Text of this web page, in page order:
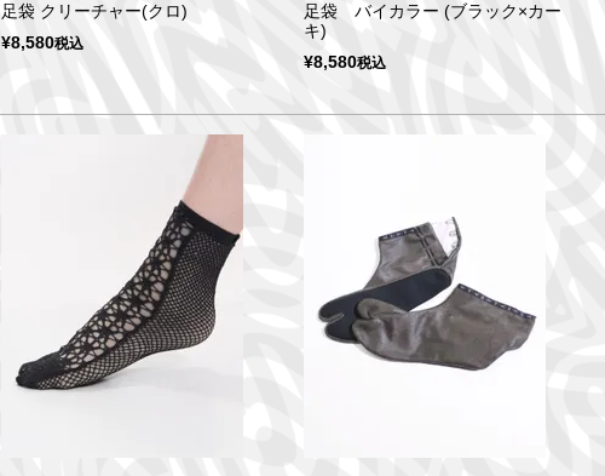
足袋 クリーチャー(クロ)
¥8,580税込
足袋 バイカラー (ブラック×カー
キ)
¥8,580税込